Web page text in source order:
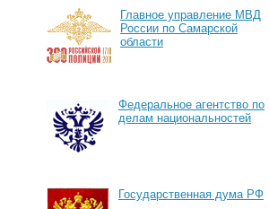
Главное управление МВД
России по Самарской
области
Федеральное агентство по
делам национальностей
Государственная дума РФ